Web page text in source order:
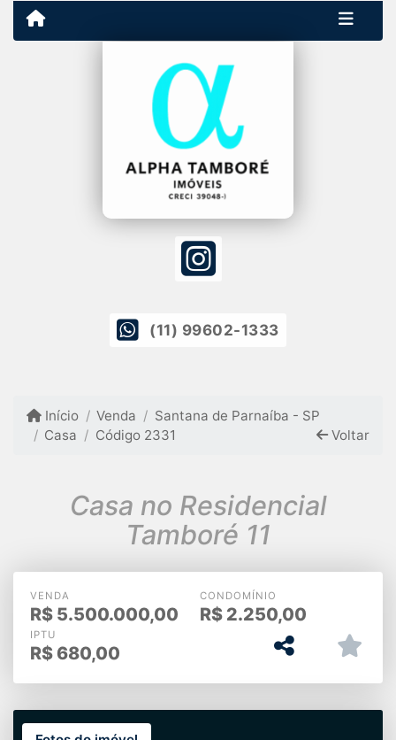
(11) 99602-1333
Início Venda
Santana de Parnaíba - SP
Casa
Código 2331 Voltar
Casa no Residencial
Tamboré 11
VENDA
R$ 5.500.000,00
CONDOMÍNIO
R$ 2.250,00
IPTU
R$ 680,00